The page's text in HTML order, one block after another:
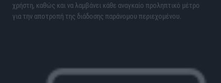
χρήστη, καθώς και να λαμβάνει κάθε αναγκαίο προληπτικό μέτρο
για την αποτροπή της διάδοσης παράνομου περιεχομένου.